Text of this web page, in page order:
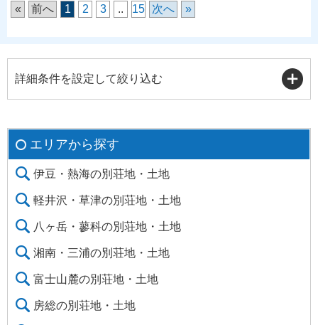
«
前へ 1 2 3 .. 15 次へ »
詳細条件を設定して絞り込む
エリアから探す
伊豆・熱海の別荘地・土地
軽井沢・草津の別荘地・土地
八ヶ岳・蓼科の別荘地・土地
湘南・三浦の別荘地・土地
富士山麓の別荘地・土地
房総の別荘地・土地